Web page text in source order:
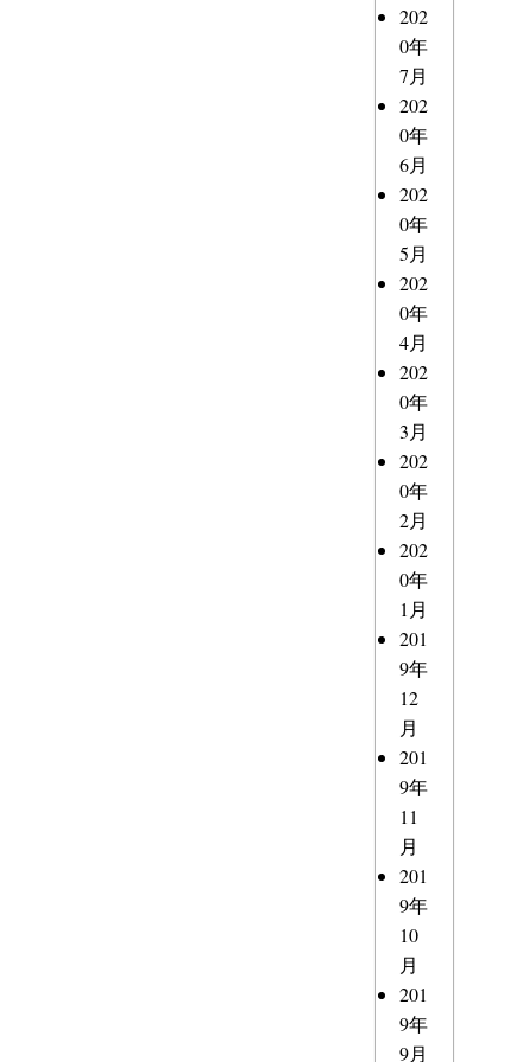
202
0年
7月
202
0年
6月
202
0年
5月
202
0年
4月
202
0年
3月
202
0年
2月
202
0年
1月
201
9年
12
月
201
9年
11
月
201
9年
10
月
201
9年
9月